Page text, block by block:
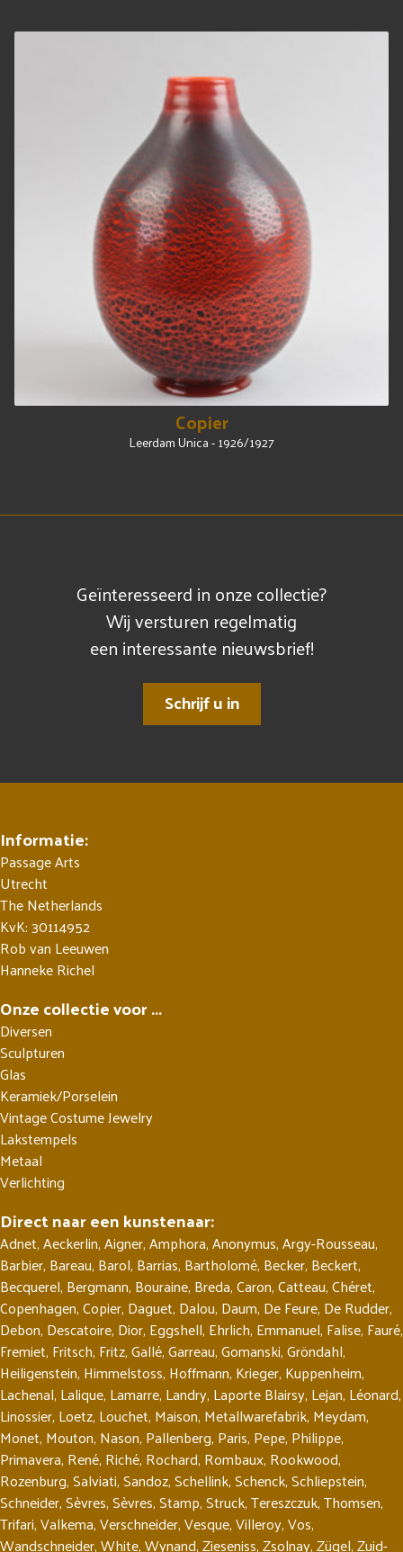
Copier
Leerdam Unica - 1926/1927
Geïnteresseerd in onze collectie?
Wij versturen regelmatig
een interessante nieuwsbrief!
Schrijf u in
Informatie:
Passage Arts
Utrecht
The Netherlands
KvK: 30114952
Rob van Leeuwen
Hanneke Richel
Onze collectie voor ...
Diversen
Sculpturen
Glas
Keramiek/Porselein
Vintage Costume Jewelry
Lakstempels
Metaal
Verlichting
Direct naar een kunstenaar:
Adnet,Aeckerlin,Aigner,Amphora,Anonymus,Argy-Rousseau,
Barbier, Bareau, Barol, Barrias, Bartholomé, Becker, Beckert,
Becquerel, Bergmann, Bouraine, Breda,Caron,Catteau,Chéret,
Copenhagen,Copier, Daguet, Dalou, Daum, De Feure, De Rudder,
Debon, Descatoire, Dior, Eggshell, Ehrlich, Emmanuel, Falise, Fauré,
Fremiet, Fritsch, Fritz,Gallé,Garreau,Gomanski,Gröndahl,
Heiligenstein, Himmelstoss, Hoffmann, Krieger, Kuppenheim,
Lachenal, Lalique, Lamarre, Landry, Laporte Blairsy, Lejan, Léonard,
Linossier, Loetz, Louchet, Maison, Metallwarefabrik, Meydam,
Monet, Mouton, Nason, Pallenberg, Paris, Pepe, Philippe,
Primavera, René, Riché, Rochard, Rombaux, Rookwood,
Rozenburg,Salviati,Sandoz,Schellink,Schenck,Schliepstein,
Schneider,Sèvres,Sèvres,Stamp,Struck,Tereszczuk,Thomsen,
Trifari,Valkema,Verschneider,Vesque,Villeroy,Vos,
Wandschneider,White,Wynand,Zieseniss,Zsolnay,Zügel,Zuid-